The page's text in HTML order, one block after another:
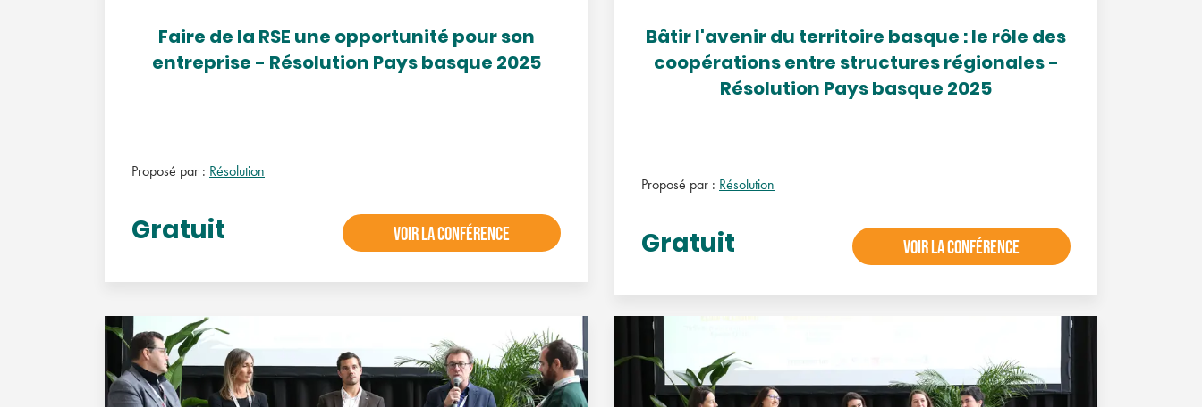
Faire de la RSE une opportunité pour son
entreprise - Résolution Pays basque 2025
Proposé par : Résolution
Gratuit VOIR LA CONFÉRENCE
Bâtir l'avenir du territoire basque : le rôle des
coopérations entre structures régionales -
Résolution Pays basque 2025
Proposé par : Résolution
Gratuit VOIR LA CONFÉRENCE